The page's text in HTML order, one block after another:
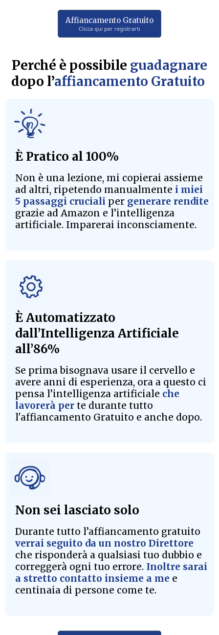
Affiancamento Gratuito
Clicca qui per registrarti
Perché è possibile guadagnare
dopo l’affiancamento Gratuito
È Pratico al 100%
Non è una lezione, mi copierai assieme
ad altri, ripetendo manualmente i miei
5 passaggi cruciali per generare rendite
grazie ad Amazon e l’intelligenza
artificiale. Imparerai inconsciamente.
È Automatizzato
dall’Intelligenza Artificiale
all’86%
Se prima bisognava usare il cervello e
avere anni di esperienza, ora a questo ci
pensa l’intelligenza artificiale che
lavorerà per te durante tutto
l'affiancamento Gratuito e anche dopo.
Non sei lasciato solo
Durante tutto l’affiancamento gratuito
verrai seguito da un nostro Direttore
che risponderà a qualsiasi tuo dubbio e
correggerà ogni tuo errore. Inoltre sarai
a stretto contatto insieme a me e
centinaia di persone come te.